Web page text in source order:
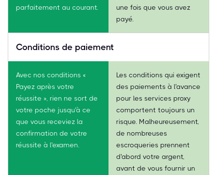
parfaitement au courant.
une fois que vous avez
payé.
Conditions de paiement
Avec nos conditions «
Payez après votre
réussite », rien ne sort de
votre poche jusqu'à ce
que vous receviez la
confirmation de votre
réussite à l'examen.
Les conditions qui exigent
des paiements à l'avance
pour les services proxy
comportent toujours un
risque. Malheureusement,
de nombreuses
escroqueries prennent
d'abord votre argent,
avant de vous fournir un